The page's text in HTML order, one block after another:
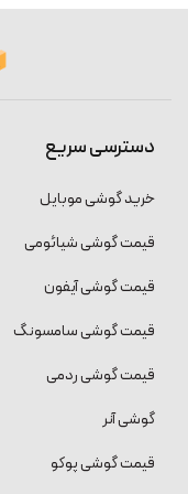
دسترسی سریع
خرید گوشی موبایل
قیمت گوشی شیائومی
قیمت گوشی آیفون
قیمت گوشی سامسونگ
قیمت گوشی ردمی
گوشی آنر
قیمت گوشی پوکو